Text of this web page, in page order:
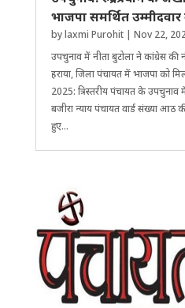
भाजपा समर्थित
bylaxmi Purohit| Nov 22,
उपचुनाव में नीता बुटोला ने कांग्रेस
हराया, जिला पंचायत में भाजपा को
2025: त्रिस्तरीय पंचायत के
बजीरा न्याय पंचायत वार्ड संख्या आठ
हुए...